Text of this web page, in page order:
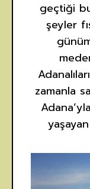
geçtiği
şeyler
zamanla